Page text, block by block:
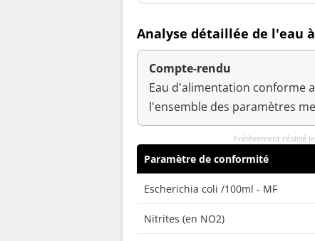
Analyse détaillée de l'eau
Compte-rendu
Eau d'alimentation conforme
l'ensemble des paramètres
Prélèvement réalisé le
Paramètre de conformité
Escherichia coli /100ml - MF
Nitrites (en NO2)